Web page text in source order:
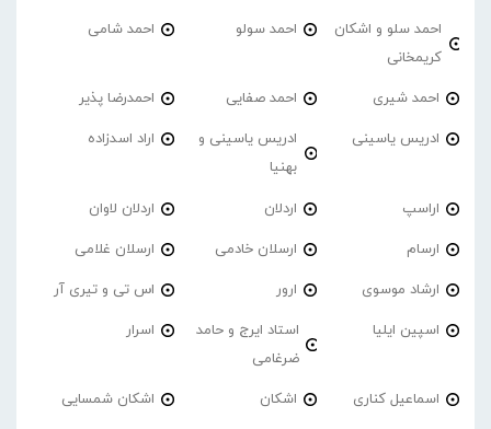
احمد سلو و اشکان
کریمخانی
احمد سولو احمد شامی
احمد شیری احمد صفایی احمدرضا پذیر
ادریس یاسینی
ادریس یاسینی و
بهنیا
اراد اسدزاده
اراسپ اردلان اردلان لاوان
ارسام ارسلان خادمی ارسلان غلامی
ارشاد موسوی ارور اس تی و تیری آر
اسپین ایلیا
استاد ایرج و حامد
ضرغامی
اسرار
اسماعیل کناری اشکان اشکان شمسایی